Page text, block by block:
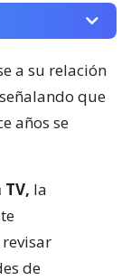
a su relación
señalando que
años se
la
de